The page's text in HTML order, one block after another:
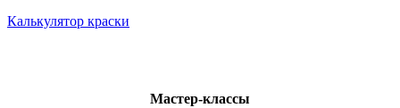
Калькулятор краски
Мастер-классы